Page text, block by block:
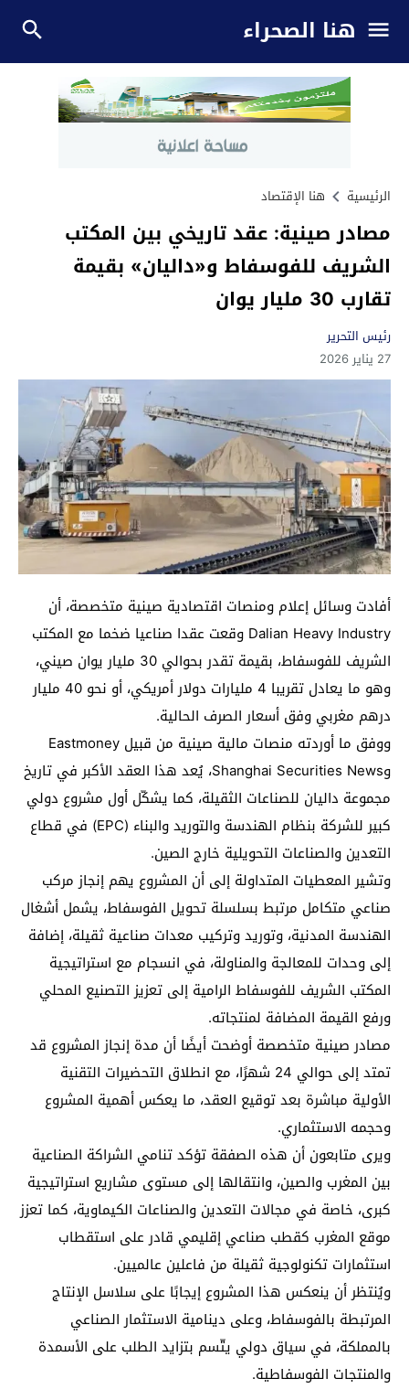
هنا الصحراء
الرئيسية هنا الإقتصاد
مصادر صينية: عقد تاريخي بين المكتب
الشريف للفوسفاط و«داليان» بقيمة
تقارب 30 مليار يوان
رئيس التحرير
27 يناير 2026
أفادت وسائل إعلام ومنصات اقتصادية صينية متخصصة، أن
Dalian Heavy Industry وقعت عقدا صناعيا ضخما مع المكتب
الشريف للفوسفاط، بقيمة تقدر بحوالي 30 مليار يوان صيني،
وهو ما يعادل تقريبا 4 مليارات دولار أمريكي، أو نحو 40 مليار
درهم مغربي وفق أسعار الصرف الحالية.
ووفق ما أوردته منصات مالية صينية من قبيل Eastmoney
وShanghai Securities News، يُعد هذا العقد الأكبر في تاريخ
مجموعة داليان للصناعات الثقيلة، كما يشكّل أول مشروع دولي
كبير للشركة بنظام الهندسة والتوريد والبناء (EPC) في قطاع
التعدين والصناعات التحويلية خارج الصين.
وتشير المعطيات المتداولة إلى أن المشروع يهم إنجاز مركب
صناعي متكامل مرتبط بسلسلة تحويل الفوسفاط، يشمل أشغال
الهندسة المدنية، وتوريد وتركيب معدات صناعية ثقيلة، إضافة
إلى وحدات للمعالجة والمناولة، في انسجام مع استراتيجية
المكتب الشريف للفوسفاط الرامية إلى تعزيز التصنيع المحلي
ورفع القيمة المضافة لمنتجاته.
مصادر صينية متخصصة أوضحت أيضًا أن مدة إنجاز المشروع قد
تمتد إلى حوالي 24 شهرًا، مع انطلاق التحضيرات التقنية
الأولية مباشرة بعد توقيع العقد، ما يعكس أهمية المشروع
وحجمه الاستثماري.
ويرى متابعون أن هذه الصفقة تؤكد تنامي الشراكة الصناعية
بين المغرب والصين، وانتقالها إلى مستوى مشاريع استراتيجية
كبرى، خاصة في مجالات التعدين والصناعات الكيماوية، كما تعزز
موقع المغرب كقطب صناعي إقليمي قادر على استقطاب
استثمارات تكنولوجية ثقيلة من فاعلين عالميين.
ويُنتظر أن ينعكس هذا المشروع إيجابًا على سلاسل الإنتاج
المرتبطة بالفوسفاط، وعلى دينامية الاستثمار الصناعي
بالمملكة، في سياق دولي يتّسم بتزايد الطلب على الأسمدة
والمنتجات الفوسفاطية.